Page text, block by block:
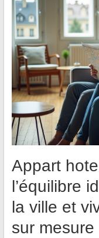
Appart
l’équilibre
la ville et
sur mesure